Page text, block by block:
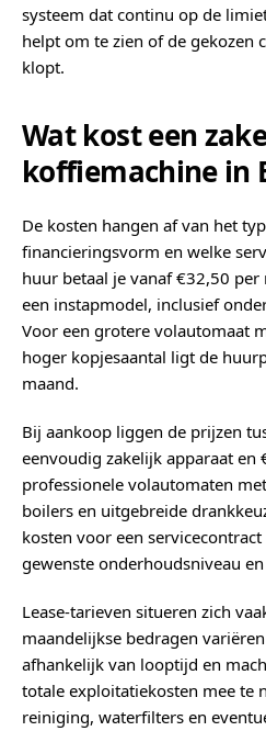
systeem dat continu op de
helpt om te zien of de gekozen
klopt.
Wat kost een
koffiemachine in
De kosten hangen af van het
financieringsvorm en welke
huur betaal je vanaf €32,50
een instapmodel, inclusief
Voor een grotere volautomaat
hoger kopjesaantal ligt de
maand.
Bij aankoop liggen de prijzen
eenvoudig zakelijk apparaat
professionele volautomaten
boilers en uitgebreide
kosten voor een
gewenste onderhoudsniveau
Lease-tarieven situeren zich
maandelijkse bedragen
afhankelijk van looptijd en
totale exploitatiekosten mee te
reiniging, waterfilters en